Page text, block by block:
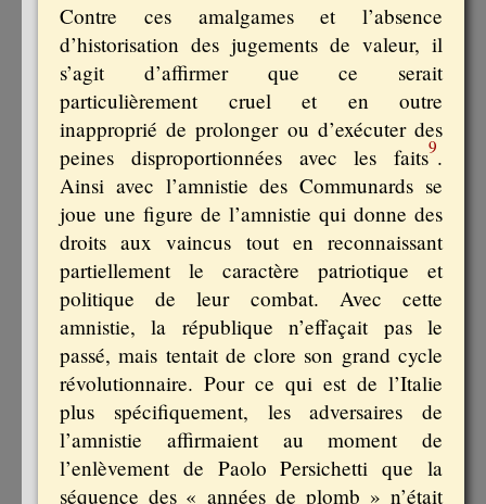
Contre ces amalgames et l’absence
d’historisation des jugements de valeur, il
s’agit d’affirmer que ce serait
particulièrement cruel et en outre
inapproprié de prolonger ou d’exécuter des
peines disproportionnées avec les faits9.
Ainsi avec l’amnistie des Communards se
joue une figure de l’amnistie qui donne des
droits aux vaincus tout en reconnaissant
partiellement le caractère patriotique et
politique de leur combat. Avec cette
amnistie, la république n’effaçait pas le
passé, mais tentait de clore son grand cycle
révolutionnaire. Pour ce qui est de l’Italie
plus spécifiquement, les adversaires de
l’amnistie affirmaient au moment de
l’enlèvement de Paolo Persichetti que la
séquence des « années de plomb » n’était